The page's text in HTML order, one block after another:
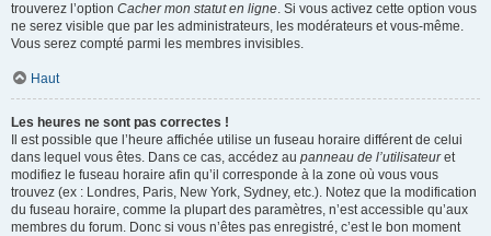
trouverez l’option Cacher mon statut en ligne. Si vous activez cette option vous
ne serez visible que par les administrateurs, les modérateurs et vous-même.
Vous serez compté parmi les membres invisibles.
Haut
Les heures ne sont pas correctes !
Il est possible que l’heure affichée utilise un fuseau horaire différent de celui
dans lequel vous êtes. Dans ce cas, accédez au panneau de l’utilisateuret
modifiez le fuseau horaire afin qu’il corresponde à la zone où vous vous
trouvez (ex : Londres, Paris, New York, Sydney, etc.). Notez que la modification
du fuseau horaire, comme la plupart des paramètres, n’est accessible qu’aux
membres du forum. Donc si vous n’êtes pas enregistré, c’est le bon moment